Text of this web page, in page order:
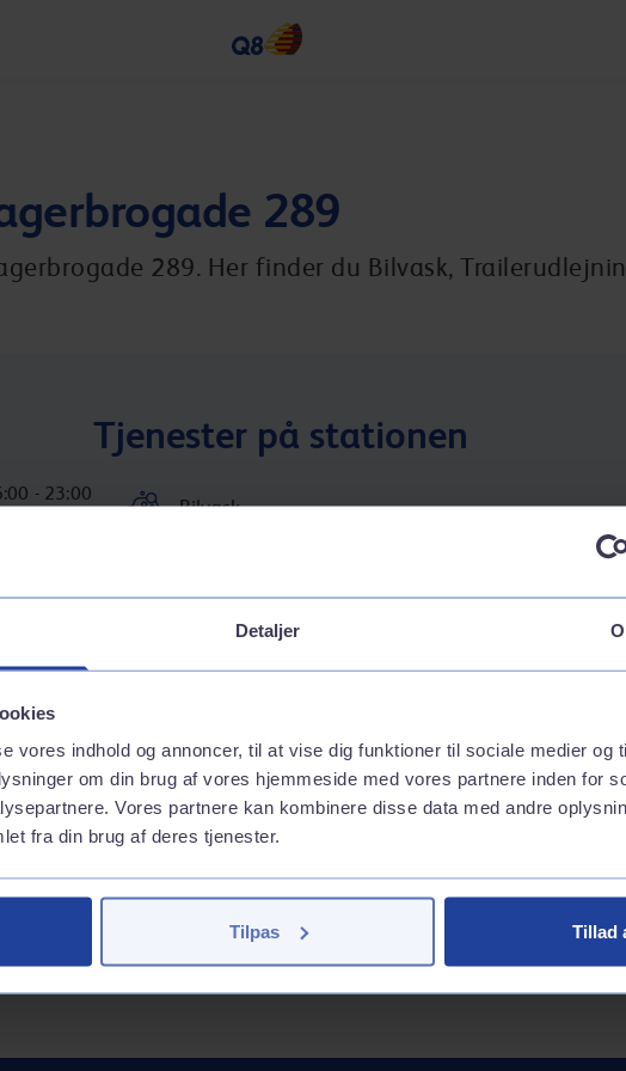
Detaljer
vores indhold og annoncer, til at vise dig funktioner til sociale medier og
om din brug af vores hjemmeside med vores partnere inden for
Vores partnere kan kombinere disse data med andre
fra din brug af deres tjenester.
Tilpas Tillad
289
289. Her finder du Bilvask,
- 23:00
Tjenester på stationen
Bilvask
Vaskehal
Trailerudlejning
Inkluderede services
GoEasy 95 (E10)
GoEasy 98 Extra (E5)
GoEasy Diesel Extra
AdBlue på dunk
GoEasy Diesel High Speed
Butik
Håndkøbsmedicin
Andre services